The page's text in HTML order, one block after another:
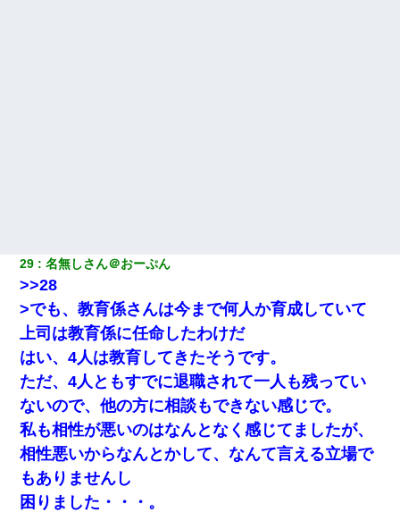
29 名無しさん＠おーぷん
>>28
>でも、教育係さんは今まで何人か育成していて
上司は教育係に任命したわけだ
はい、4人は教育してきたそうです。
ただ、4人ともすでに退職されて一人も残ってい
ないので、他の方に相談もできない感じで。
私も相性が悪いのはなんとなく感じてましたが、
相性悪いからなんとかして、なんて言える立場で
もありませんし
困りました・・・。